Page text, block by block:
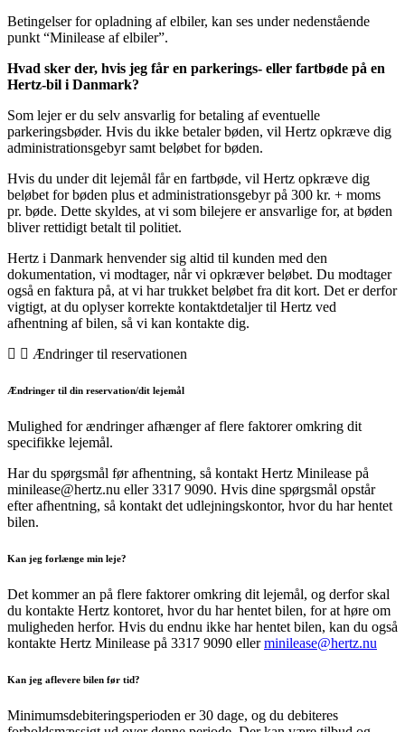
Betingelser for opladning af elbiler, kan ses under nedenstående
punkt “Minilease af elbiler”.
Hvad sker der, hvis jeg får en parkerings- eller fartbøde på en
Hertz-bil i Danmark?
Som lejer er du selv ansvarlig for betaling af eventuelle
parkeringsbøder. Hvis du ikke betaler bøden, vil Hertz opkræve dig
administrationsgebyr samt beløbet for bøden.
Hvis du under dit lejemål får en fartbøde, vil Hertz opkræve dig
beløbet for bøden plus et administrationsgebyr på 300 kr. + moms
pr. bøde. Dette skyldes, at vi som bilejere er ansvarlige for, at bøden
bliver rettidigt betalt til politiet.
Hertz i Danmark henvender sig altid til kunden med den
dokumentation, vi modtager, når vi opkræver beløbet. Du modtager
også en faktura på, at vi har trukket beløbet fra dit kort. Det er derfor
vigtigt, at du oplyser korrekte kontaktdetaljer til Hertz ved
afhentning af bilen, så vi kan kontakte dig.
Ændringer til reservationen
Ændringer til din reservation/dit lejemål
Mulighed for ændringer afhænger af flere faktorer omkring dit
specifikke lejemål.
Har du spørgsmål før afhentning, så kontakt Hertz Minilease på
minilease@hertz.nu eller 3317 9090. Hvis dine spørgsmål opstår
efter afhentning, så kontakt det udlejningskontor, hvor du har hentet
bilen.
Kan jeg forlænge min leje?
Det kommer an på flere faktorer omkring dit lejemål, og derfor skal
du kontakte Hertz kontoret, hvor du har hentet bilen, for at høre om
muligheden herfor. Hvis du endnu ikke har hentet bilen, kan du også
kontakte Hertz Minilease på 3317 9090 ellerminilease@hertz.nu
Kan jeg aflevere bilen før tid?
Minimumsdebiteringsperioden er 30 dage, og du debiteres